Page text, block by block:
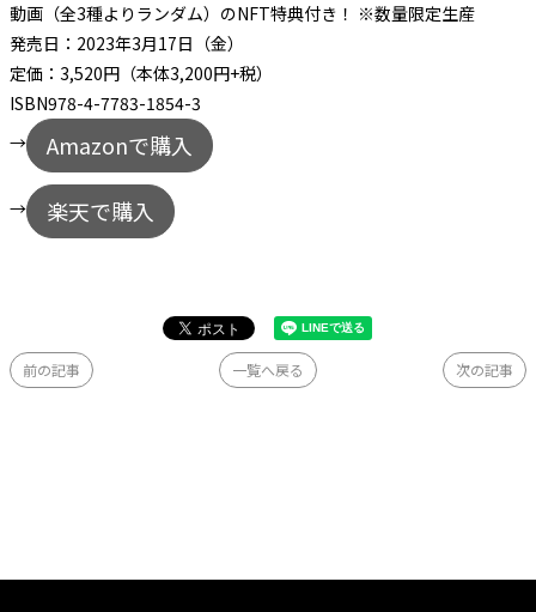
動画（全3種よりランダム）のNFT特典付き！ ※数量限定生産
発売日：2023年3月17日（金）
定価：3,520円（本体3,200円+税）
ISBN978-4-7783-1854-3
→
Amazonで購入
→ 楽天で購入
次の記事
一覧へ戻る
前の記事